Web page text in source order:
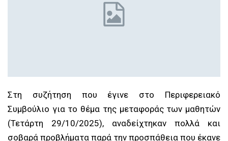
Στη συζήτηση που έγινε στο Περιφερειακό
Συμβούλιο για το θέμα της μεταφοράς των μαθητών
(Τετάρτη 29/10/2025), αναδείχτηκαν πολλά και
σοβαρά προβλήματα παρά την προσπάθεια που έκανε